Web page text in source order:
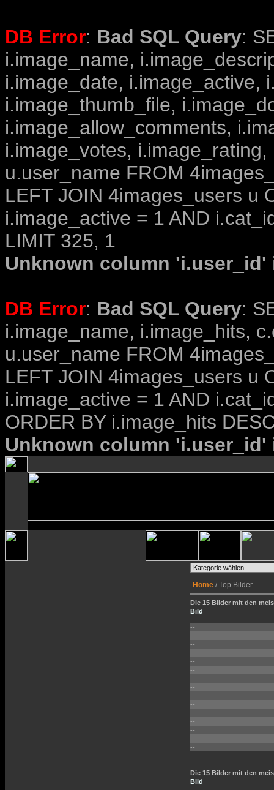
DB Error: Bad SQL Query:
i.image_name,
i.image_date, i.image_active,
i.image_thumb_file,
i.image_allow_comments,
i.image_votes,
u.user_name FROM
LEFT JOIN 4images_users u
i.image_active = 1 AND
LIMIT 325, 1
Unknown column
DB Error: Bad SQL Query:
i.image_name, i.image_hits,
u.user_name FROM
LEFT JOIN 4images_users u
i.image_active = 1 AND
ORDER BY i.image_hits
Unknown column
Home / Top Bilder
Die 15 Bilder mit den
Bild
--
--
--
--
--
--
--
--
--
--
--
--
--
--
--
Die 15 Bilder mit den
Bild